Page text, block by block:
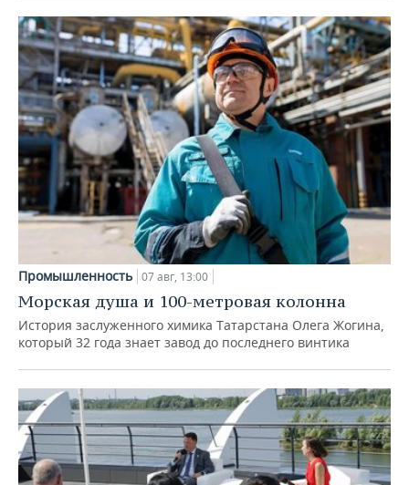
Промышленность 07 авг, 13:00
Морская душа и 100-метровая колонна
История заслуженного химика Татарстана Олега Жогина,
который 32 года знает завод до последнего винтика